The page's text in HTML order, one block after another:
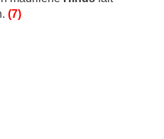
(7)